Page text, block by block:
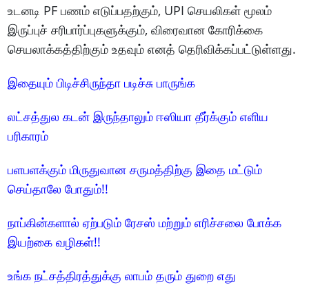
உடனடி PF பணம் எடுப்பதற்கும், UPI செயலிகள் மூலம்
இருப்புச் சரிபார்ப்புகளுக்கும், விரைவான கோரிக்கை
செயலாக்கத்திற்கும் உதவும் எனத் தெரிவிக்கப்பட்டுள்ளது.
இதையும் பிடிச்சிருந்தா படிச்சு பாருங்க
லட்சத்துல கடன் இருந்தாலும் ஈஸியா தீர்க்கும் எளிய
பரிகாரம்
பளபளக்கும் மிருதுவான சருமத்திற்கு இதை மட்டும்
செய்தாலே போதும்!!
நாப்கின்களால் ஏற்படும் ரேசஸ் மற்றும் எரிச்சலை போக்க
இயற்கை வழிகள்!!
உங்க நட்சத்திரத்துக்கு லாபம் தரும் துறை எது